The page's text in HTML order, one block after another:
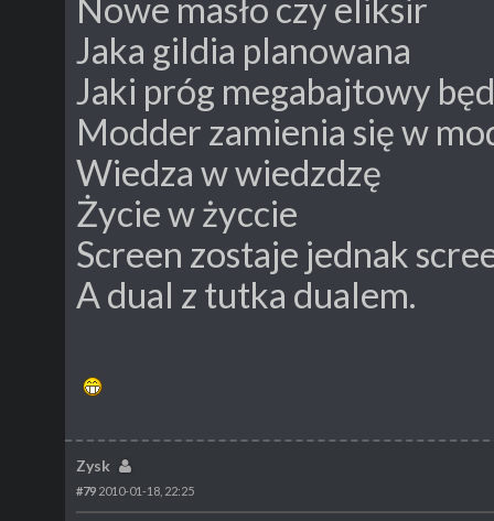
Nowe masło czy eliksir
Jaka gildia planowana
Jaki próg megabajtowy
Modder zamienia się w
Wiedza w wiedzdzę
Życie w życcie
Screen zostaje jednak
A dual z tutka dualem.
Zysk
#79 2010-01-18, 22:25